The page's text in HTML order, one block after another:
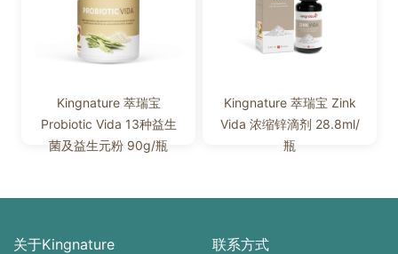
Kingnature 萃瑞宝
Probiotic Vida 13种益生
菌及益生元粉 90g/瓶
Kingnature 萃瑞宝 Zink
Vida 浓缩锌滴剂 28.8ml/
瓶
关于Kingnature 联系方式